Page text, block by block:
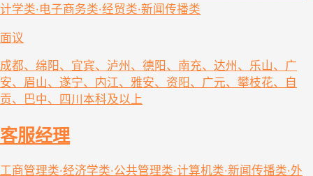
计学类·电子商务类·经贸类·新闻传播类
面议
成都、绵阳、宜宾、泸州、德阳、南充、达州、乐山、广
安、眉山、遂宁、内江、雅安、资阳、广元、攀枝花、自
贡、巴中、四川 本科及以上
客服经理
工商管理类·经济学类·公共管理类·计算机类·新闻传播类·外